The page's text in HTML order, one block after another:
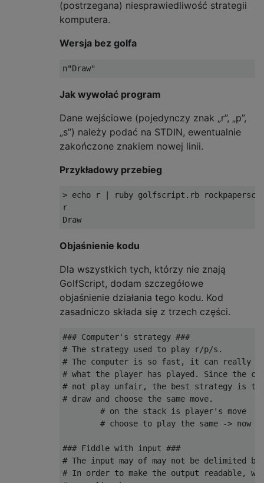
(postrzegana) niesprawiedliwość strategii
komputera.
Wersja bez golfa
Jak wywołać program
Dane wejściowe (pojedynczy znak „r”, „p”,
„s”) należy podać na STDIN, ewentualnie
zakończone znakiem nowej linii.
Przykładowy przebieg
> echo r | ruby golfscript.rb
r
Objaśnienie kodu
Dla wszystkich tych, którzy nie znają
GolfScript, dodam szczegółowe
objaśnienie działania tego kodu. Kod
zasadniczo składa się z trzech części.
### Computer's strategy ###
# The strategy used to play r/p/s.
# The computer is so fast, it can really
# what the player has played. Since the
# not play unfair, the best strategy is to
# draw and choose the same move.
        # on the stack is player's move
# choose to play the same -> now
### Fiddle with input ###
# The input may of may not be delimited
# In order to make the output readable,